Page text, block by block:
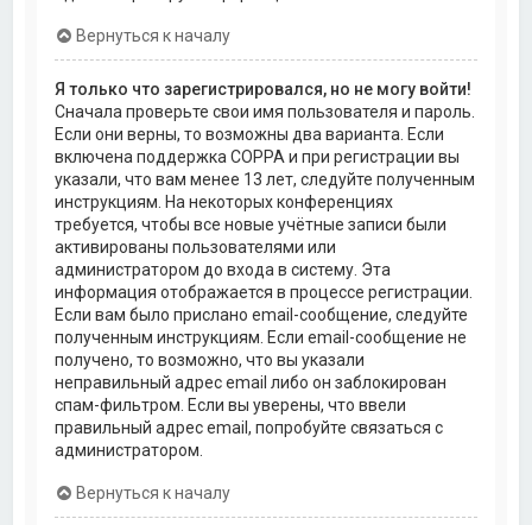
Вернуться к началу
Я только что зарегистрировался, но не могу войти!
Сначала проверьте свои имя пользователя и пароль.
Если они верны, то возможны два варианта. Если
включена поддержка COPPA и при регистрации вы
указали, что вам менее 13 лет, следуйте полученным
инструкциям. На некоторых конференциях
требуется, чтобы все новые учётные записи были
активированы пользователями или
администратором до входа в систему. Эта
информация отображается в процессе регистрации.
Если вам было прислано email-сообщение, следуйте
полученным инструкциям. Если email-сообщение не
получено, то возможно, что вы указали
неправильный адрес email либо он заблокирован
спам-фильтром. Если вы уверены, что ввели
правильный адрес email, попробуйте связаться с
администратором.
Вернуться к началу